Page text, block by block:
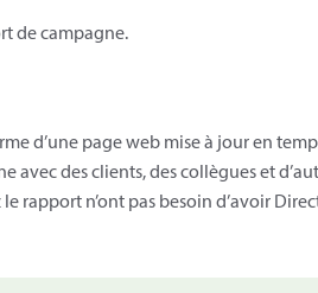
de campagne.
d’une page web mise à jour en
des clients, des collègues et
rapport n’ont pas besoin d’avoir